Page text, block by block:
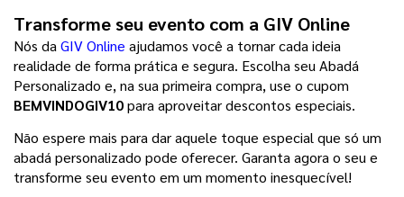
Transforme seu evento com a GIV Online
Nós da GIV Online ajudamos você a tornar cada ideia
realidade de forma prática e segura. Escolha seu Abadá
BEMVINDOGIV10 para aproveitar descontos especiais.
Não espere mais para dar aquele toque especial que só um
abadá personalizado pode oferecer. Garanta agora o seu e
transforme seu evento em um momento inesquecível!